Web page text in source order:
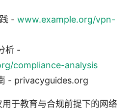
- www.example.org/vpn-
析 -
compliance-analysis
- privacyguides.org
于教育与合规前提下的网络